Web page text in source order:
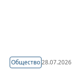
Общество